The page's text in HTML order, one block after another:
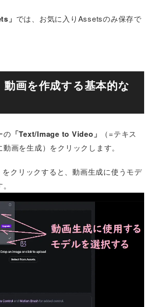
」 では、お気に入りAssetsのみ保存で
動画を作成する基本的な
の 「Text/Image to Video」
（=テキス
動画を生成）をクリックします。
をクリックすると、動画生成に使うモデ